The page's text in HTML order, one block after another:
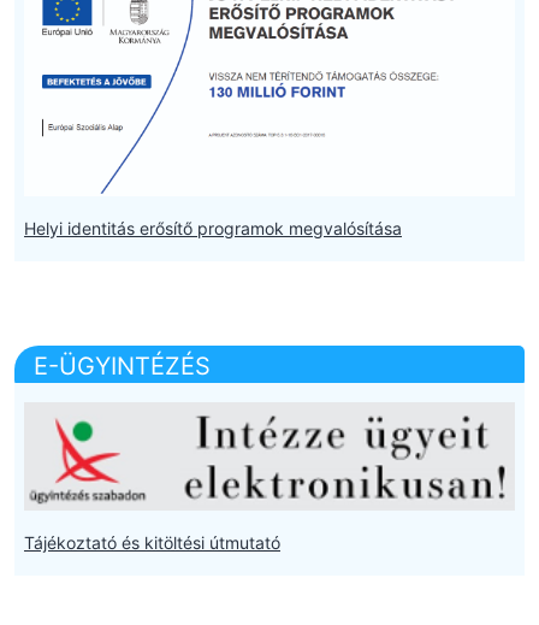
Helyi identitás erősítő programok megvalósítása
E-ÜGYINTÉZÉS
Tájékoztató és kitöltési útmutató